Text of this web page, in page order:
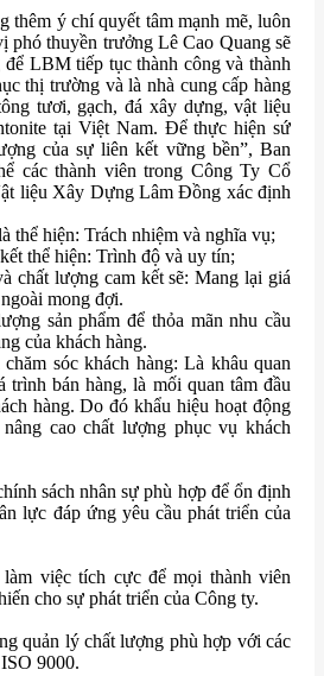
thêm ý chí quyết tâm mạnh mẽ, luôn
phó thuyền trưởng Lê Cao Quang sẽ
LBM tiếp tục thành công và thành
thị trường và là nhà cung cấp hàng
tươi, gạch, đá xây dựng, vật liệu
tại Việt Nam. Để thực hiện sứ
của sự liên kết vững bền”, Ban
các thành viên trong Công Ty Cổ
liệu Xây Dựng Lâm Đồng xác định
thể hiện: Trách nhiệm và nghĩa vụ;
thể hiện: Trình độ và uy tín;
chất lượng cam kết sẽ: Mang lại giá
mong đợi.
sản phẩm để thỏa mãn nhu cầu
của khách hàng.
sóc khách hàng: Là khâu quan
trình bán hàng, là mối quan tâm đầu
hàng. Do đó khẩu hiệu hoạt động
cao chất lượng phục vụ khách
sách nhân sự phù hợp để ổn định
lực đáp ứng yêu cầu phát triển của
việc tích cực để mọi thành viên
cho sự phát triển của Công ty.
quản lý chất lượng phù hợp với các
9000.